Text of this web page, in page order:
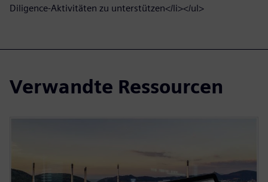
Diligence-Aktivitäten zu unterstützen</li></ul>
Verwandte Ressourcen